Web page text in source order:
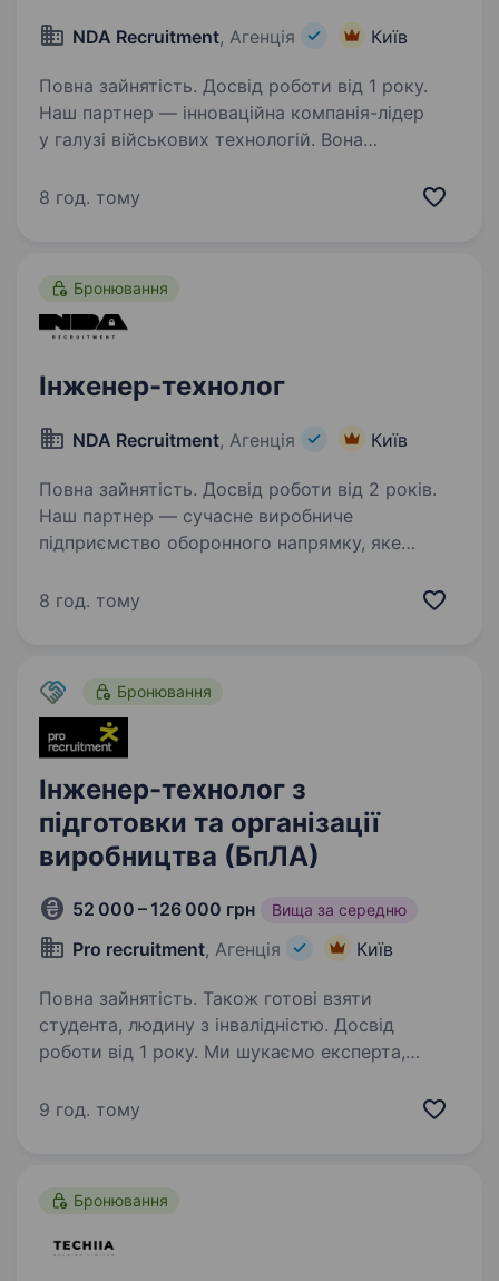
NDA Recruitment, Агенція Київ
Повна зайнятість. Досвід роботи від 1 року.
Наш партнер — інноваційна компанія-лідер
у галузі військових технологій. Вона
передових рішень для оборонної
8 год. тому
Бронювання
Інженер-технолог
NDA Recruitment, Агенція Київ
Повна зайнятість. Досвід роботи від 2 років.
Наш партнер — сучасне виробниче
підприємство оборонного напрямку, яке
стандарти якості та безперервне
та запуском…
8 год. тому
Бронювання
Інженер-технолог з
підготовки та організації
виробництва (БпЛА)
52 000 – 126 000 грн Вища за середню
Pro recruitment, Агенція Київ
Повна зайнятість. Також готові взяти
студента, людину з інвалідністю. Досвід
роботи від 1 року. Ми шукаємо експерта,
складання шляхом впровадження досконалих
Ми створюємо…
9 год. тому
Бронювання